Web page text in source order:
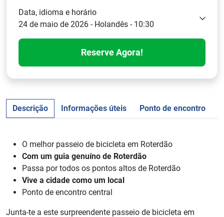
Data, idioma e horário
24 de maio de 2026 - Holandês - 10:30
Reserve Agora!
Descrição Informações úteis Ponto de encontro
O melhor passeio de bicicleta em Roterdão
Com um guia genuíno de Roterdão
Passa por todos os pontos altos de Roterdão
Vive a cidade como um local
Ponto de encontro central
Junta-te a este surpreendente passeio de bicicleta em